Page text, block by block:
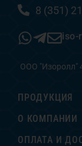
8 (351)
iso-
ООО "Изоролл"
ПРОДУКЦИЯ
О КОМПАНИИ
ОПЛАТА И